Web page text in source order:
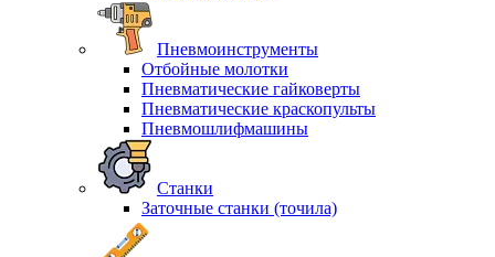
Пневмоинструменты
Отбойные молотки
Пневматические гайковерты
Пневматические краскопульты
Пневмошлифмашины
Станки
Заточные станки (точила)